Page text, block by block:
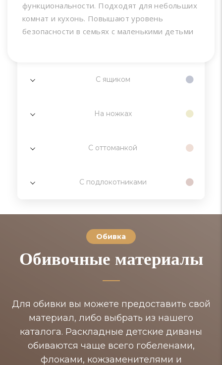
функциональности. Подходят для небольших
комнат и кухонь. Повышают уровень
безопасности в семьях с маленькими детьми
С ящиком
На ножках
С оттоманкой
С подлокотниками
Обивка
Обивочные материалы
Для обивки вы можете предоставить свой
материал, либо выбрать из нашего
каталога. Раскладные детские диваны
обиваются чаще всего гобеленами,
флоками, кожзаменителями и